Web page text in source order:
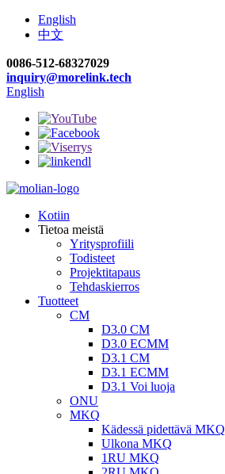
English
中文
0086-512-68327029
inquiry@morelink.tech
English
Kotiin
Tietoa meistä
Yritysprofiili
Todisteet
Projektitapaus
Tehdaskierros
Tuotteet
CM
D3.0 CM
D3.0 ECMM
D3.1 CM
D3.1 ECMM
D3.1 Voi luoja
ONU
MKQ
Kädessä pidettävä MKQ
Ulkona MKQ
1RU MKQ